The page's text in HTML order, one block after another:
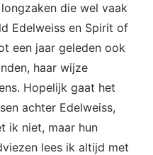
die wel vaak
Edelweiss en Spirit of
een jaar geleden ook
haar wijze
Hopelijk gaat het
achter Edelweiss,
ik niet, maar hun
lees ik altijd met